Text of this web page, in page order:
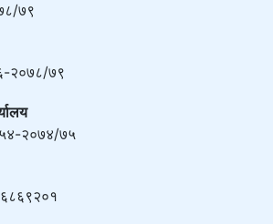
७९
२०७८/७९
२०७४/७५